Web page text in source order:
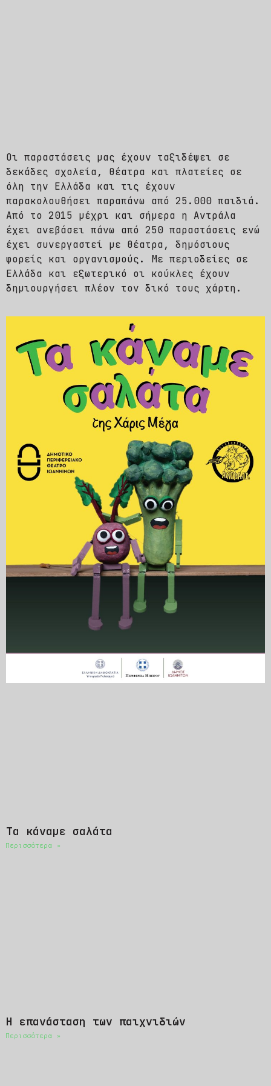
Οι παραστάσεις μας έχουν ταξιδέψει σε
δεκάδες σχολεία, θέατρα και πλατείες σε
όλη την Ελλάδα και τις έχουν
παρακολουθήσει παραπάνω από 25.000 παιδιά.
Από το 2015 μέχρι και σήμερα η Αντράλα
έχει ανεβάσει πάνω από 250 παραστάσεις ενώ
έχει συνεργαστεί με θέατρα, δημόσιους
φορείς και οργανισμούς. Με περιοδείες σε
Ελλάδα και εξωτερικό οι κούκλες έχουν
δημιουργήσει πλέον τον δικό τους χάρτη.
Τα κάναμε σαλάτα
Περισσότερα »
Η επανάσταση των παιχνιδιών
Περισσότερα »